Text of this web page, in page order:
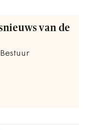
van de